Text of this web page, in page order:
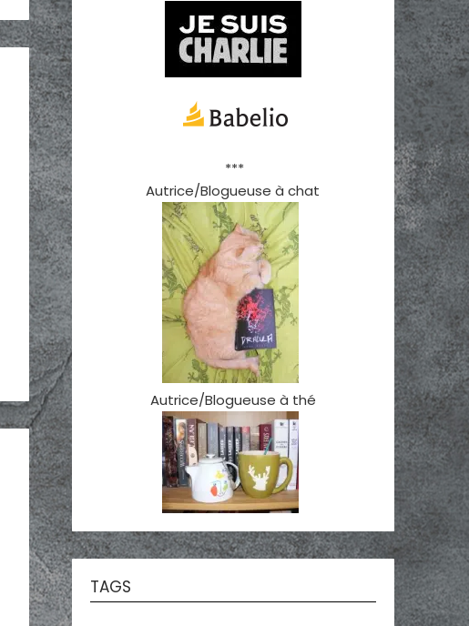
***
Autrice/Blogueuse à chat
Autrice/Blogueuse à thé
TAGS